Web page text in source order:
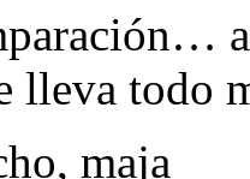
lleva todo
maja